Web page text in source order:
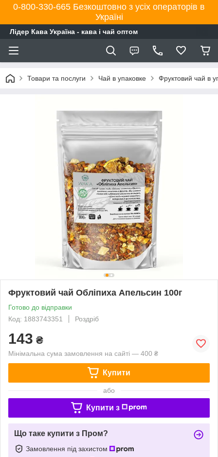
0-800-330-665 Безкоштовно з усіх операторів в
Україні
Лідер Кава Україна - кава і чай оптом
Товари та послуги Чай в упаковке Фруктовий чай в
Фруктовий чай Обліпиха Апельсин 100г
Готово до відправки
Код: 1883743351
Роздріб
143 ₴
Мінімальна сума замовлення на сайті — 400 ₴
Купити
або
Купити з
Що таке купити з Пром?
Замовлення під захистом